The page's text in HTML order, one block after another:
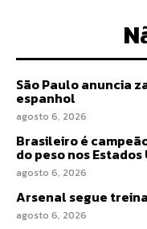
São Paulo anuncia
espanhol
agosto 6, 2026
Brasileiro é
do peso nos Estados
agosto 6, 2026
Arsenal segue
agosto 6, 2026